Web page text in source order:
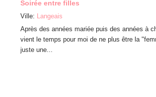
Soirée entre filles
Ville: Langeais
Après des années mariée puis des années à
vient le temps pour moi de ne plus être la
juste une...